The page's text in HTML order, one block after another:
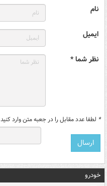
نام
ایمیل
نظر شما *
* لطفا عدد مقابل را در جعبه متن وارد کنید
خودرو